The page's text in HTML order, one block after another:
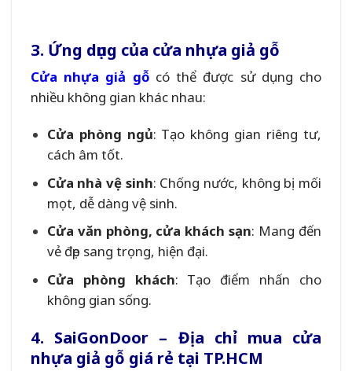
3. Ứng dụng của cửa nhựa giả gỗ
Cửa nhựa giả gỗ có thể được sử dụng cho
nhiều không gian khác nhau:
Cửa phòng ngủ: Tạo không gian riêng tư,
cách âm tốt.
Cửa nhà vệ sinh: Chống nước, không bị mối
mọt, dễ dàng vệ sinh.
Cửa văn phòng, cửa khách sạn: Mang đến
vẻ đẹp sang trọng, hiện đại.
Cửa phòng khách: Tạo điểm nhấn cho
không gian sống.
4. SaiGonDoor – Địa chỉ mua cửa
nhựa giả gỗ giá rẻ tại TP.HCM